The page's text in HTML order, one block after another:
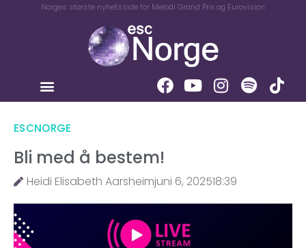
Norges største nyhetsside for Melodi Grand Prix og Eurovision
ESCNORGE
Bli med å bestem!
Heidi Elisabeth Aarsheimjuni 6, 202518:39